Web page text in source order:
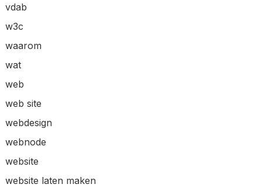
vdab
w3c
waarom
wat
web
web site
webdesign
webnode
website
website laten maken